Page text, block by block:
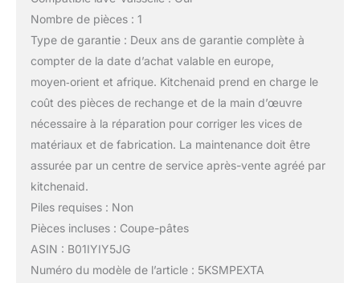
Nombre de pièces : 1
Type de garantie : Deux ans de garantie complète à
compter de la date d’achat valable en europe,
moyen‑orient et afrique. Kitchenaid prend en charge le
coût des pièces de rechange et de la main d’œuvre
nécessaire à la réparation pour corriger les vices de
matériaux et de fabrication. La maintenance doit être
assurée par un centre de service après-vente agréé par
kitchenaid.
Piles requises : Non
Pièces incluses : Coupe-pâtes
ASIN : B01IYIY5JG
Numéro du modèle de l’article : 5KSMPEXTA